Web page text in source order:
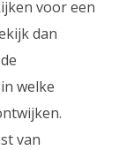
voor een
dan
welke
van